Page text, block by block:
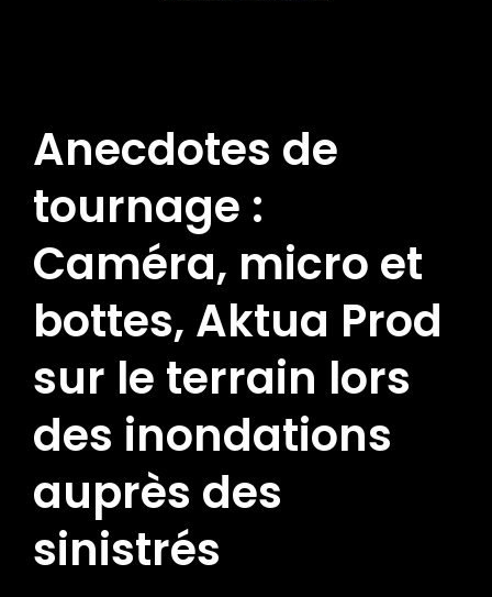
Anecdotes de
tournage :
Caméra, micro et
bottes, Aktua Prod
sur le terrain lors
des inondations
auprès des
sinistrés